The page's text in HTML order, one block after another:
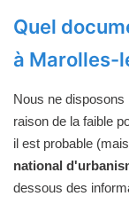
Quel
à Marolles-
Nous ne disposons
raison de la faible
il est probable
national
dessous des